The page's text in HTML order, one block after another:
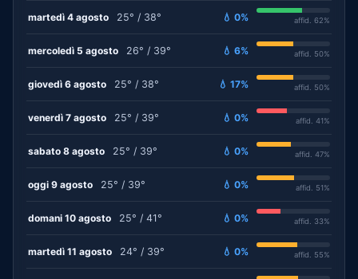
martedì 4 agosto 25° / 38° 💧 0% affid. 62%
mercoledì 5 agosto 26° / 39° 💧 6% affid. 50%
giovedì 6 agosto 25° / 38° 💧 17% affid. 50%
venerdì 7 agosto 25° / 39° 💧 0% affid. 41%
sabato 8 agosto 25° / 39° 💧 0% affid. 47%
oggi 9 agosto 25° / 39° 💧 0% affid. 51%
domani 10 agosto 25° / 41° 💧 0% affid. 33%
martedì 11 agosto 24° / 39° 💧 0% affid. 55%